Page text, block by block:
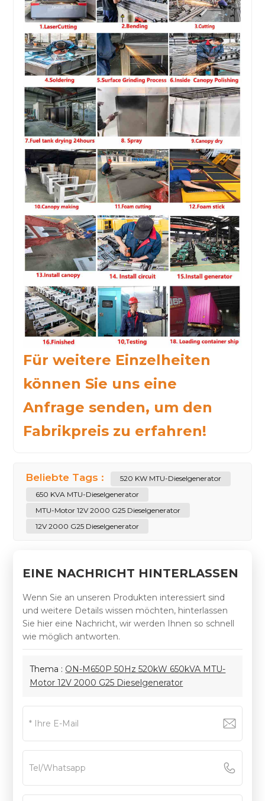
Für weitere Einzelheiten
können Sie uns eine
Anfrage senden, um den
Fabrikpreis zu erfahren!
Beliebte Tags :
520 KW MTU-Dieselgenerator
650 KVA MTU-Dieselgenerator
MTU-Motor 12V 2000 G25 Dieselgenerator
12V 2000 G25 Dieselgenerator
EINE NACHRICHT HINTERLASSEN
Wenn Sie an unseren Produkten interessiert sind
und weitere Details wissen möchten, hinterlassen
Sie hier eine Nachricht, wir werden Ihnen so schnell
wie möglich antworten.
Thema : ON-M650P 50Hz 520kW 650kVA MTU-
Motor 12V 2000 G25 Dieselgenerator